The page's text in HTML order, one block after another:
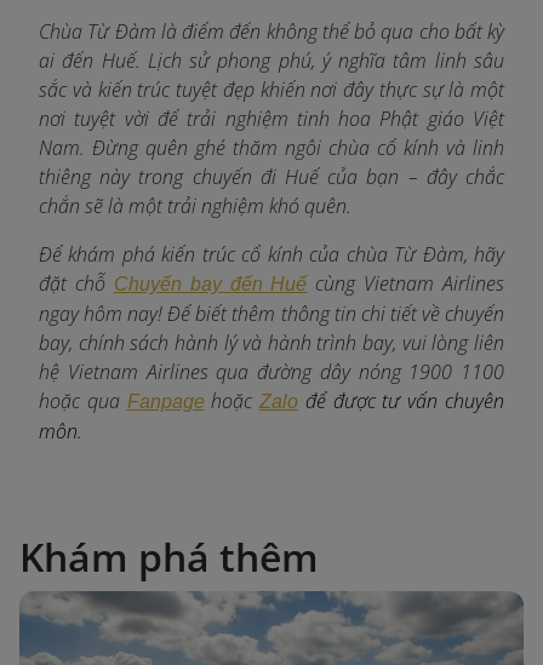
Chùa Từ Đàm là điểm đến không thể bỏ qua cho bất kỳ
ai đến Huế. Lịch sử phong phú, ý nghĩa tâm linh sâu
sắc và kiến trúc tuyệt đẹp khiến nơi đây thực sự là một
nơi tuyệt vời để trải nghiệm tinh hoa Phật giáo Việt
Nam. Đừng quên ghé thăm ngôi chùa cổ kính và linh
thiêng này trong chuyến đi Huế của bạn – đây chắc
chắn sẽ là một trải nghiệm khó quên.
Để khám phá kiến trúc cổ kính của chùa Từ Đàm, hãy
đặt chỗ Chuyến bay đến Huếcùng Vietnam Airlines
ngay hôm nay! Để biết thêm thông tin chi tiết về chuyến
bay, chính sách hành lý và hành trình bay, vui lòng liên
hệ Vietnam Airlines qua đường dây nóng 1900 1100
hoặc qua FanpagehoặcZalo để được tư vấn chuyên
môn.
Khám phá thêm